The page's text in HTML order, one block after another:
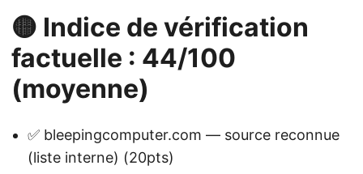
🟡 Indice de vérification
factuelle : 44/100
(moyenne)
✅ bleepingcomputer.com — source reconnue
(liste interne) (20pts)